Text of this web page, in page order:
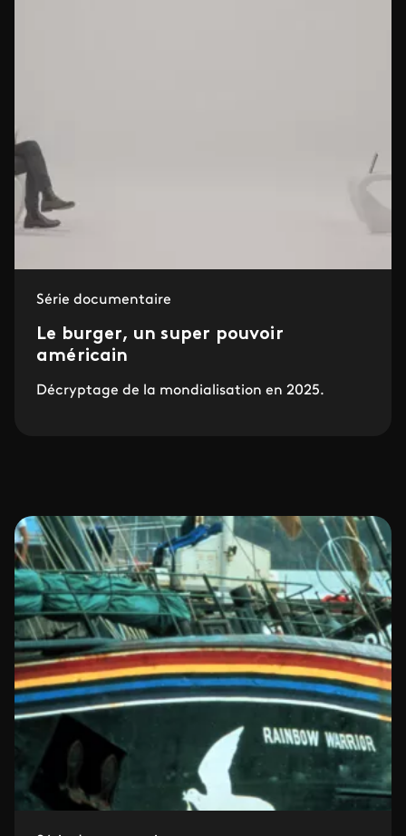
Série documentaire
Le burger, un super pouvoir
américain
Décryptage de la mondialisation en 2025.